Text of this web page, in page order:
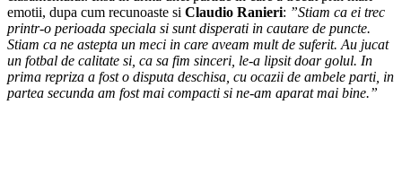
emotii, dupa cum recunoaste si Claudio Ranieri: ”Stiam ca ei trec
printr-o perioada speciala si sunt disperati in cautare de puncte.
Stiam ca ne astepta un meci in care aveam mult de suferit. Au jucat
un fotbal de calitate si, ca sa fim sinceri, le-a lipsit doar golul. In
prima repriza a fost o disputa deschisa, cu ocazii de ambele parti, in
partea secunda am fost mai compacti si ne-am aparat mai bine.”